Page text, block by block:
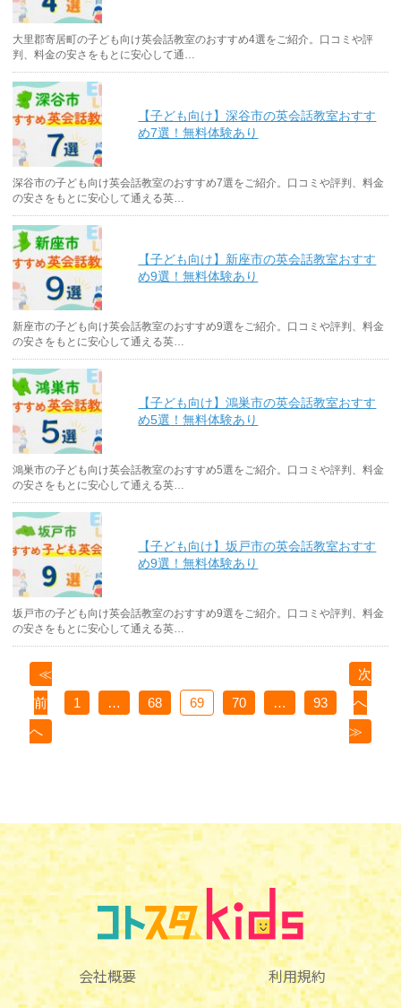
大里郡寄居町の子ども向け英会話教室のおすすめ4選をご紹介。口コミや評
判、料金の安さをもとに安心して通…
【子ども向け】深谷市の英会話教室おすす
め7選！無料体験あり
深谷市の子ども向け英会話教室のおすすめ7選をご紹介。口コミや評判、料金
の安さをもとに安心して通える英…
【子ども向け】新座市の英会話教室おすす
め9選！無料体験あり
新座市の子ども向け英会話教室のおすすめ9選をご紹介。口コミや評判、料金
の安さをもとに安心して通える英…
【子ども向け】鴻巣市の英会話教室おすす
め5選！無料体験あり
鴻巣市の子ども向け英会話教室のおすすめ5選をご紹介。口コミや評判、料金
の安さをもとに安心して通える英…
【子ども向け】坂戸市の英会話教室おすす
め9選！無料体験あり
坂戸市の子ども向け英会話教室のおすすめ9選をご紹介。口コミや評判、料金
の安さをもとに安心して通える英…
≪
前
へ
1 … 68 69 70 … 93
次
へ
≫
会社概要 利用規約